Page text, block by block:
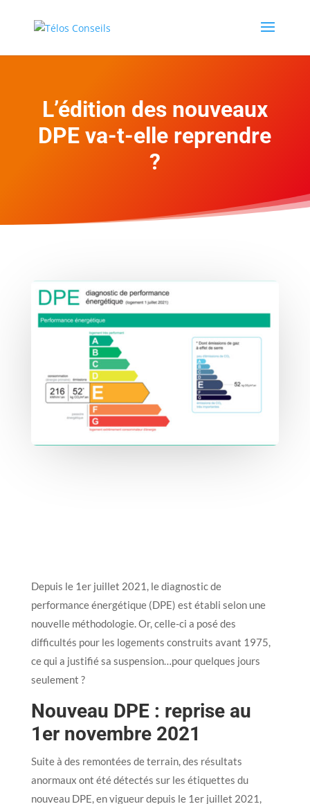
L’édition des nouveaux
DPE va-t-elle reprendre
?
Depuis le 1er juillet 2021, le diagnostic de
performance énergétique (DPE) est établi selon une
nouvelle méthodologie. Or, celle-ci a posé des
difficultés pour les logements construits avant 1975,
ce qui a justifié sa suspension…pour quelques jours
seulement ?
Nouveau DPE : reprise au
1er novembre 2021
Suite à des remontées de terrain, des résultats
anormaux ont été détectés sur les étiquettes du
nouveau DPE, en vigueur depuis le 1er juillet 2021,